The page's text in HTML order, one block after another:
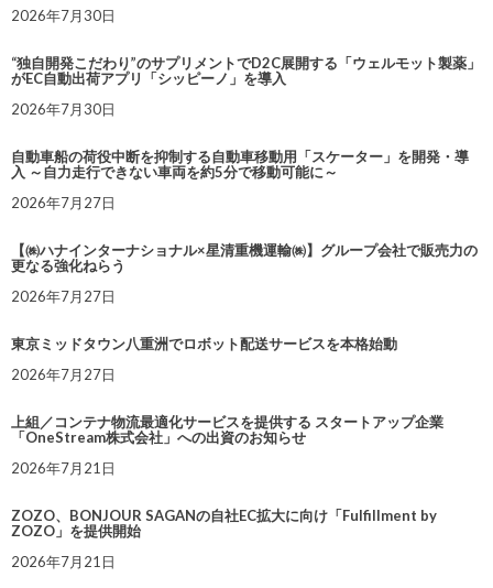
2026年7月30日
“独自開発こだわり”のサプリメントでD2C展開する「ウェルモット製薬」
がEC自動出荷アプリ「シッピーノ」を導入
2026年7月30日
自動車船の荷役中断を抑制する自動車移動用「スケーター」を開発・導
入 ～自力走行できない車両を約5分で移動可能に～
2026年7月27日
【㈱ハナインターナショナル×星清重機運輸㈱】グループ会社で販売力の
更なる強化ねらう
2026年7月27日
東京ミッドタウン八重洲でロボット配送サービスを本格始動
2026年7月27日
上組／コンテナ物流最適化サービスを提供する スタートアップ企業
「OneStream株式会社」への出資のお知らせ
2026年7月21日
ZOZO、BONJOUR SAGANの自社EC拡大に向け「Fulfillment by
ZOZO」を提供開始
2026年7月21日